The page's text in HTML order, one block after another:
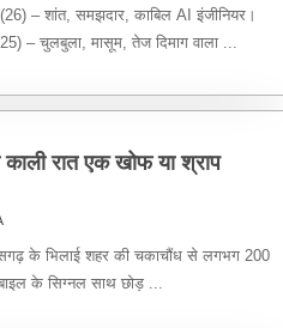
– शांत, समझदार, काबिल AI इंजीनियर।
– चुलबुला, मासूम, तेज दिमाग वाला ...
काली रात एक खोफ या श्राप
के भिलाई शहर की चकाचौंध से लगभग 200
के सिग्नल साथ छोड़ ...